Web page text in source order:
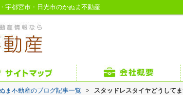
宇都宮市・日光市のかぬま不動産
ま不動産のブログ記事一覧 > スタッドレスタイヤどうしてま